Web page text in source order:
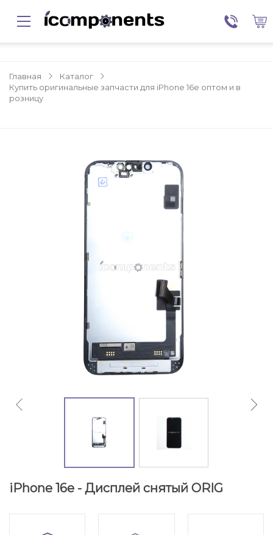
Главная
Каталог
Купить оригинальные запчасти для iPhone 16e оптом и в
розницу
iPhone 16e - Дисплей снятый ORIG